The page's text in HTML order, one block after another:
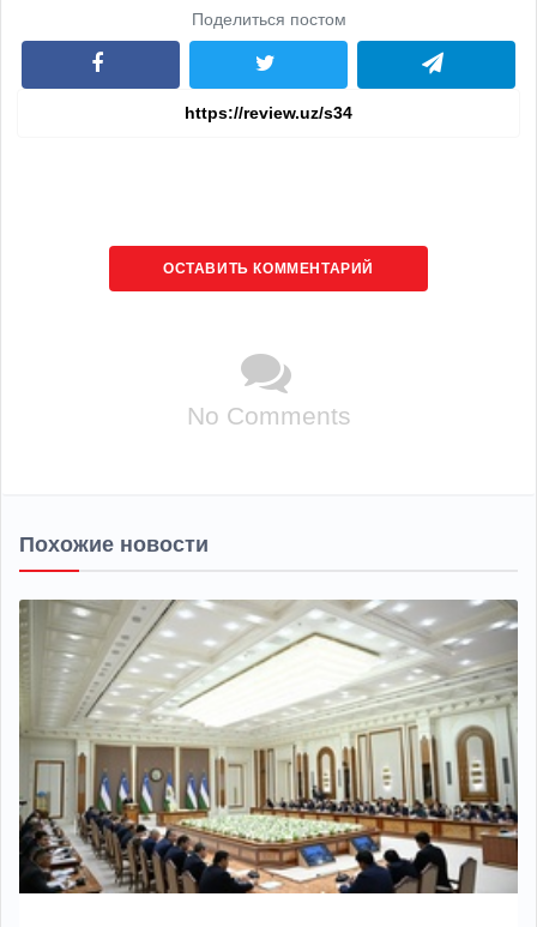
Поделиться постом
ОСТАВИТЬ КОММЕНТАРИЙ
No Comments
Похожие новости